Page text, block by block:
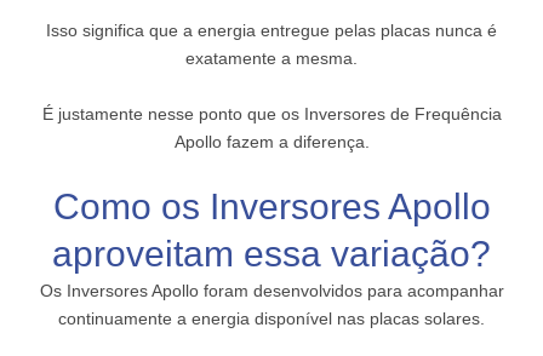
Isso significa que a energia entregue pelas placas nunca é
exatamente a mesma.
É justamente nesse ponto que os Inversores de Frequência
Apollo fazem a diferença.
Como os Inversores Apollo
aproveitam essa variação?
Os Inversores Apollo foram desenvolvidos para acompanhar
continuamente a energia disponível nas placas solares.